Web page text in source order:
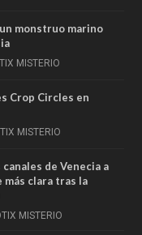
monstruo marino
MISTERIO
Crop Circles en
MISTERIO
de Venecia a
más clara tras la
MISTERIO